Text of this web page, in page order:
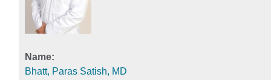
Bhatt, Paras Satish, MD